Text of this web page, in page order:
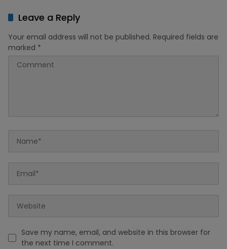
Leave a Reply
Your email address will not be published. Required fields are
marked *
Save my name, email, and website in this browser for
the next time I comment.